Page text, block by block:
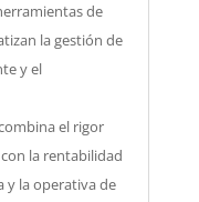
de
la gestión de
y el
el rigor
la rentabilidad
y la operativa de